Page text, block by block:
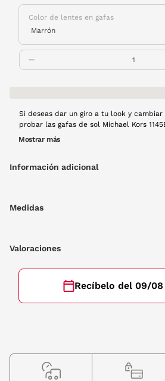
Color de lentes en gafas
Si deseas dar un giro a tu look y cambiar
probar las gafas de sol Michael Kors
gafas que ofrecen un look renovado y
última.
Mostrar más
Información adicional
Medidas
Valoraciones
Recíbelo del 09/